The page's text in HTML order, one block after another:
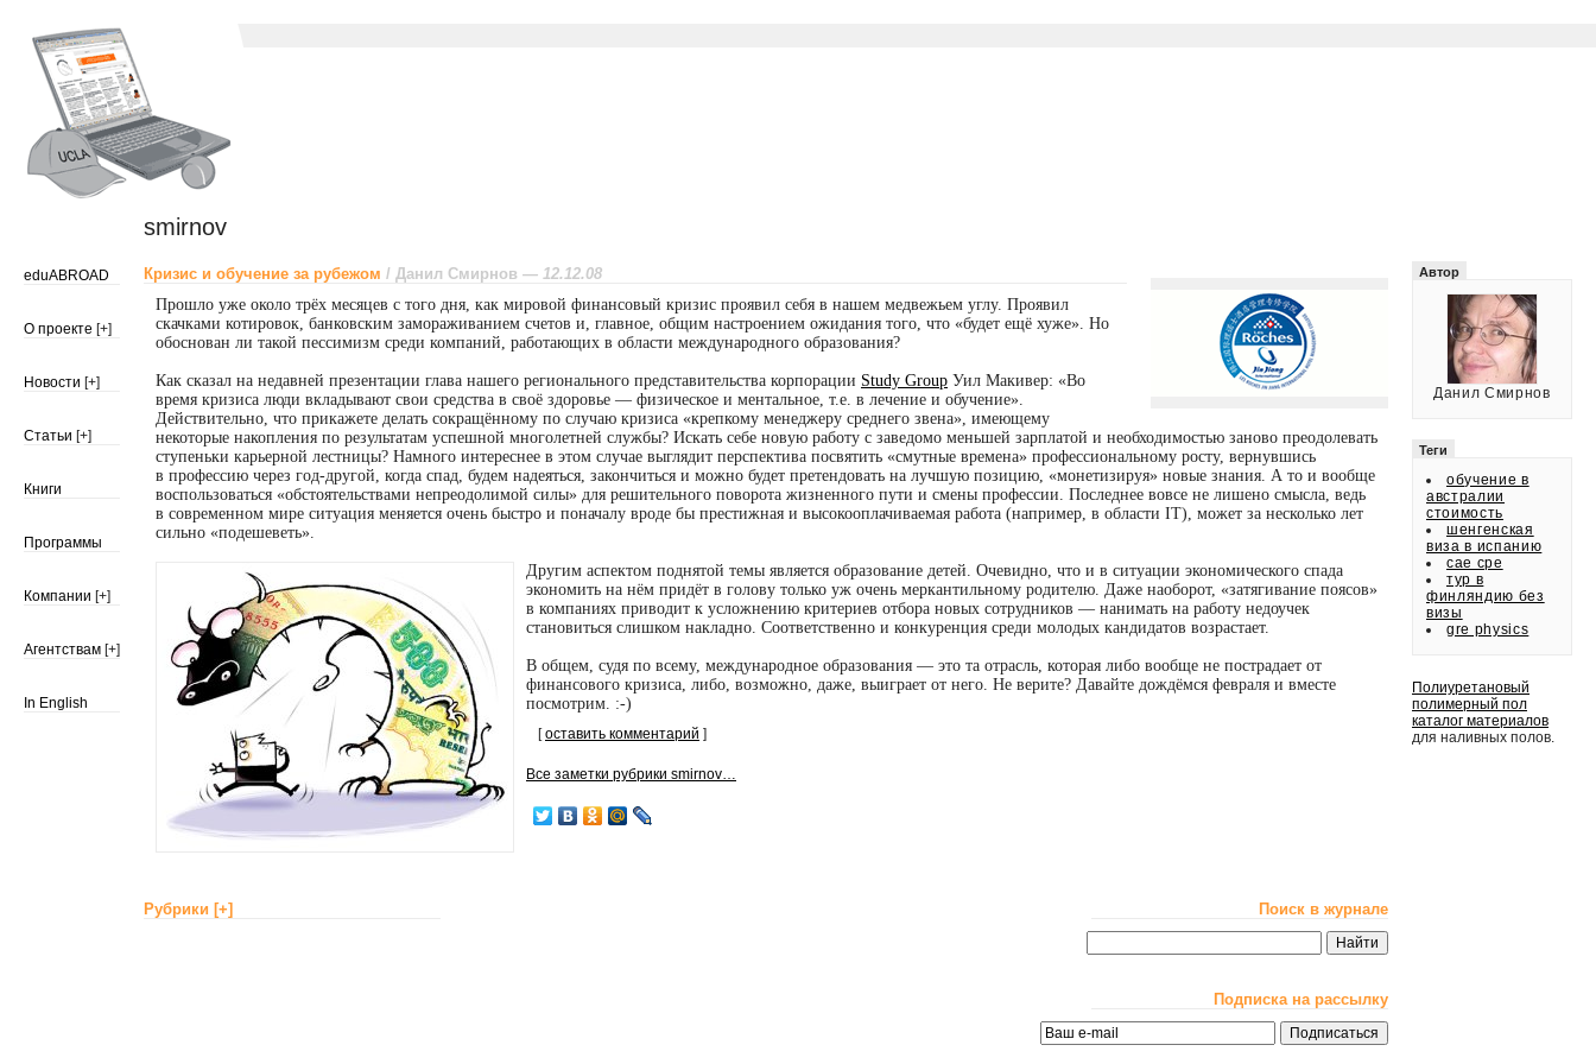
smirnov
eduABROAD
О проекте [+]
Новости [+]
Статьи [+]
Книги
Программы
Компании [+]
Агентствам [+]
In English
Кризис и обучение за рубежом / Данил Смирнов — 12.12.08
Прошло уже около трёх месяцев с того дня, как мировой финансовый кризис проявил себя в нашем медвежьем углу. Проявил
скачками котировок, банковским замораживанием счетов и, главное, общим настроением ожидания того, что «будет ещё хуже». Но
обоснован ли такой пессимизм среди компаний, работающих в области международного образования?
Как сказал на недавней презентации глава нашего регионального представительства корпорации Study Group Уил Макивер: «Во
время кризиса люди вкладывают свои средства в своё здоровье — физическое и ментальное, т.е. в лечение и обучение».
Действительно, что прикажете делать сокращённому по случаю кризиса «крепкому менеджеру среднего звена», имеющему
некоторые накопления по результатам успешной многолетней службы? Искать себе новую работу с заведомо меньшей зарплатой и необходимостью заново преодолевать
ступеньки карьерной лестницы? Намного интереснее в этом случае выглядит перспектива посвятить «смутные времена» профессиональному росту, вернувшись
в профессию через год-другой, когда спад, будем надеяться, закончиться и можно будет претендовать на лучшую позицию, «монетизируя» новые знания. А то и вообще
воспользоваться «обстоятельствами непреодолимой силы» для решительного поворота жизненного пути и смены профессии. Последнее вовсе не лишено смысла, ведь
в современном мире ситуация меняется очень быстро и поначалу вроде бы престижная и высокооплачиваемая работа (например, в области IT), может за несколько лет
сильно «подешеветь».
Другим аспектом поднятой темы является образование детей. Очевидно, что и в ситуации экономического спада
экономить на нём придёт в голову только уж очень меркантильному родителю. Даже наоборот, «затягивание поясов»
в компаниях приводит к усложнению критериев отбора новых сотрудников — нанимать на работу недоучек
становиться слишком накладно. Соответственно и конкуренция среди молодых кандидатов возрастает.
В общем, судя по всему, международное образования — это та отрасль, которая либо вообще не пострадает от
финансового кризиса, либо, возможно, даже, выиграет от него. Не верите? Давайте дождёмся февраля и вместе
посмотрим. :-)
[оставить комментарий ]
Все заметки рубрики smirnov…
Рубрики [+] Поиск в журнале
Подписка на рассылку
Автор
Данил Смирнов
Теги
обучение в
австралии
стоимость
шенгенская
виза в испанию
cae cpe
тур в
финляндию без
визы
gre physics
Полиуретановый
полимерный пол
каталог материалов
для наливных полов.